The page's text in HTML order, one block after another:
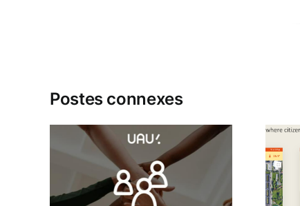
Postes connexes